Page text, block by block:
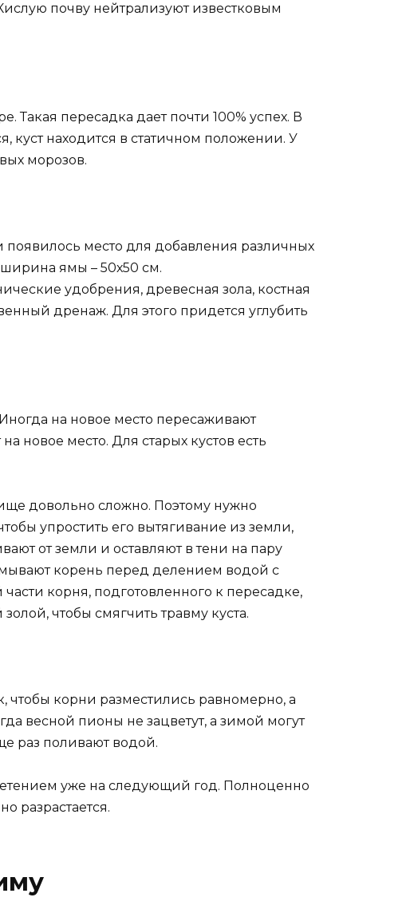
почву нейтрализуют известковым
пересадка дает почти 100% успех. В
куст находится в статичном положении. У
морозов.
появилось место для добавления различных
ямы – 50х50 см.
удобрения, древесная зола, костная
дренаж. Для этого придется углубить
на новое место пересаживают
новое место. Для старых кустов есть
довольно сложно. Поэтому нужно
упростить его вытягивание из земли,
от земли и оставляют в тени на пару
корень перед делением водой с
корня, подготовленного к пересадке,
чтобы смягчить травму куста.
чтобы корни разместились равномерно, а
весной пионы не зацветут, а зимой могут
раз поливают водой.
уже на следующий год. Полноценно
разрастается.